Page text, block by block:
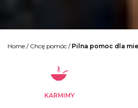
Home / Chcę pomóc / Pilna pomoc dla
KARMIMY